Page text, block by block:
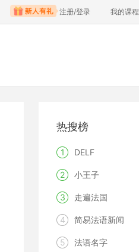
注册/登录 我的课程
热搜榜
1 DELF
2 小王子
3 走遍法国
4 简易法语新闻
5 法语名字